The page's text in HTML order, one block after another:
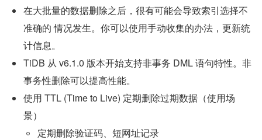
在大批量的数据删除之后，很有可能会导致索引选择不
准确的 情况发生。你可以使用手动收集的办法，更新统
计信息。
TiDB 从 v6.1.0 版本开始支持非事务 DML 语句特性。非
事务性删除可以提高性能。
使用 TTL (Time to Live) 定期删除过期数据（使用场
景）
定期删除验证码、短网址记录